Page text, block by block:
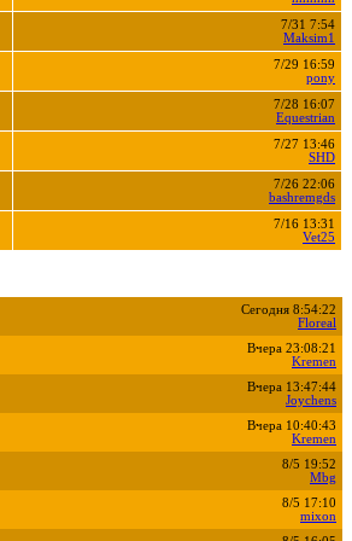
7/31 7:54
Maksim1
7/29 16:59
pony
7/28 16:07
Equestrian
7/27 13:46
SHD
7/26 22:06
bashremgds
7/16 13:31
Vet25
Сегодня 8:54:22
Floreal
Вчера 23:08:21
Kremen
Вчера 13:47:44
Joychens
Вчера 10:40:43
Kremen
8/5 19:52
Mbg
8/5 17:10
mixon